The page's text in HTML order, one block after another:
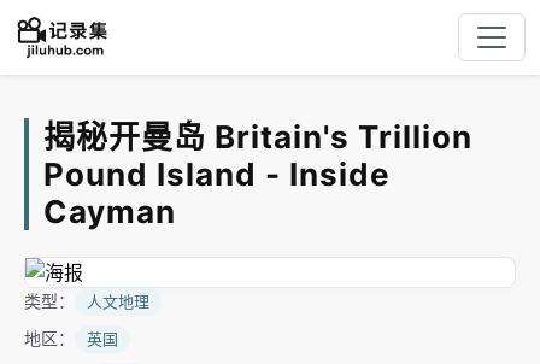
揭秘开曼岛 Britain's Trillion
Pound Island - Inside
Cayman
类型： 人文地理
地区： 英国